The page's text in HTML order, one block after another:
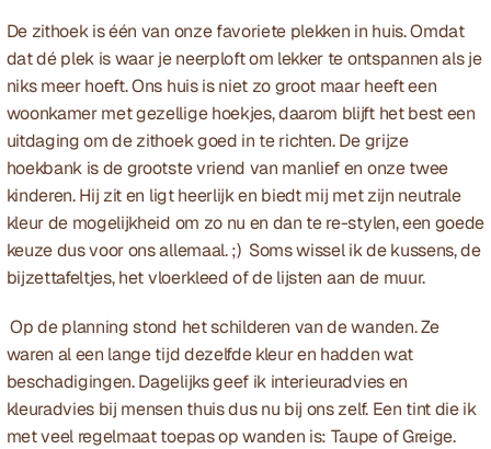
De zithoek is één van onze favoriete plekken in huis. Omdat
dat dé plek is waar je neerploft om lekker te ontspannen als je
niks meer hoeft. Ons huis is niet zo groot maar heeft een
woonkamer met gezellige hoekjes, daarom blijft het best een
uitdaging om de zithoek goed in te richten. De grijze
hoekbank is de grootste vriend van manlief en onze twee
kinderen. Hij zit en ligt heerlijk en biedt mij met zijn neutrale
kleur de mogelijkheid om zo nu en dan te re-stylen, een goede
keuze dus voor ons allemaal. ;)  Soms wissel ik de kussens, de
bijzettafeltjes, het vloerkleed of de lijsten aan de muur.
Op de planning stond het schilderen van de wanden. Ze
waren al een lange tijd dezelfde kleur en hadden wat
beschadigingen. Dagelijks geef ik interieuradvies en
kleuradvies bij mensen thuis dus nu bij ons zelf. Een tint die ik
met veel regelmaat toepas op wanden is: Taupe of Greige.